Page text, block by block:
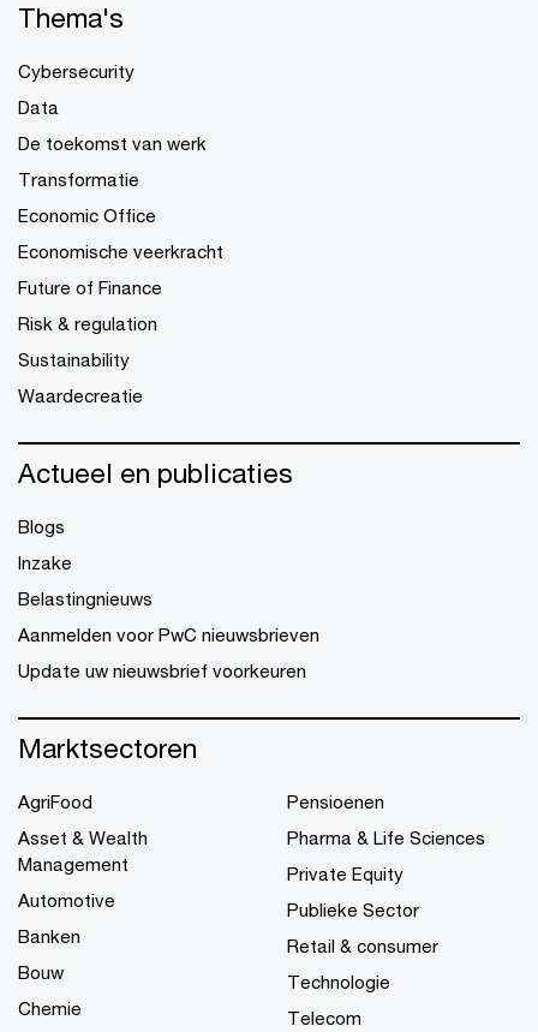
Thema's
Cybersecurity
Data
De toekomst van werk
Transformatie
Economic Office
Economische veerkracht
Future of Finance
Risk & regulation
Sustainability
Waardecreatie
Actueel en publicaties
Blogs
Inzake
Belastingnieuws
Aanmelden voor PwC nieuwsbrieven
Update uw nieuwsbrief voorkeuren
Marktsectoren
AgriFood
Asset & Wealth
Management
Automotive
Banken
Bouw
Chemie
Pensioenen
Pharma & Life Sciences
Private Equity
Publieke Sector
Retail & consumer
Technologie
Telecom